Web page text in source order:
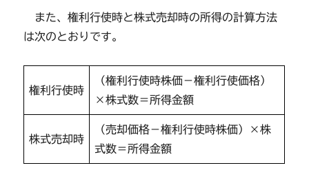
また、権利行使時と株式売却時の所得の計算方法
は次のとおりです。
権利行使時
（権利行使時株価－権利行使価格）
×株式数＝所得金額
株式売却時
（売却価格－権利行使時株価）×株
式数＝所得金額